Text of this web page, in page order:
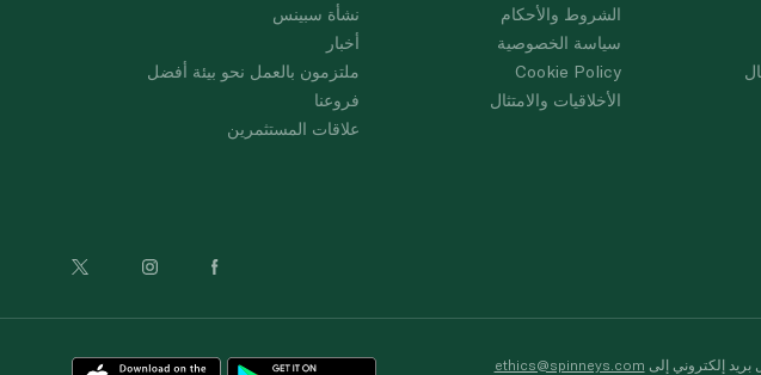
نشأة سبينس
أخبار
ملتزمون بالعمل نحو بيئة أفضل
فروعنا
علاقات المستثمرين
الشروط والأحكام
سياسة الخصوصية
Cookie Policy
الأخلاقيات والامتثال
بريد إلكتروني إلى ethics@spinneys.com